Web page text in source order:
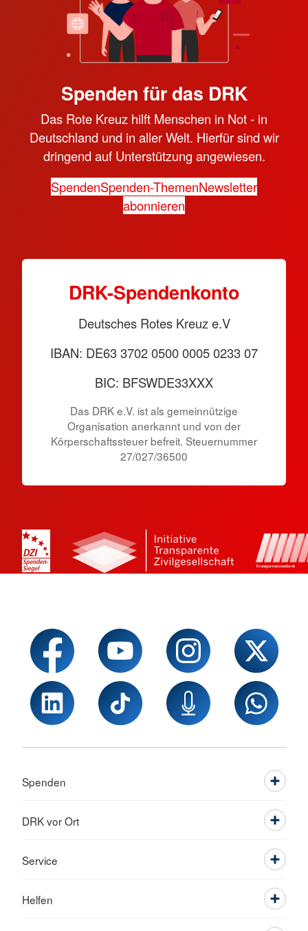
Spenden für das DRK
Das Rote Kreuz hilft Menschen in Not - in
Deutschland und in aller Welt. Hierfür sind wir
dringend auf Unterstützung angewiesen.
SpendenSpenden-ThemenNewsletter
abonnieren
DRK-Spendenkonto
Deutsches Rotes Kreuz e.V
IBAN: DE63 3702 0500 0005 0233 07
BIC: BFSWDE33XXX
Das DRK e.V. ist als gemeinnützige
Organisation anerkannt und von der
Körperschaftssteuer befreit. Steuernummer
27/027/36500
Spenden
DRK vor Ort
Service
Helfen